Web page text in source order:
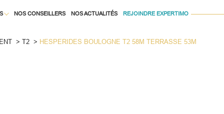
À LA LOCATION
NOS CONSEILLERS NOS ACTUALITÉS REJOINDRE EXPERTIMO
T2 HESPERIDES BOULOGNE T2 58M TERRASSE 53M